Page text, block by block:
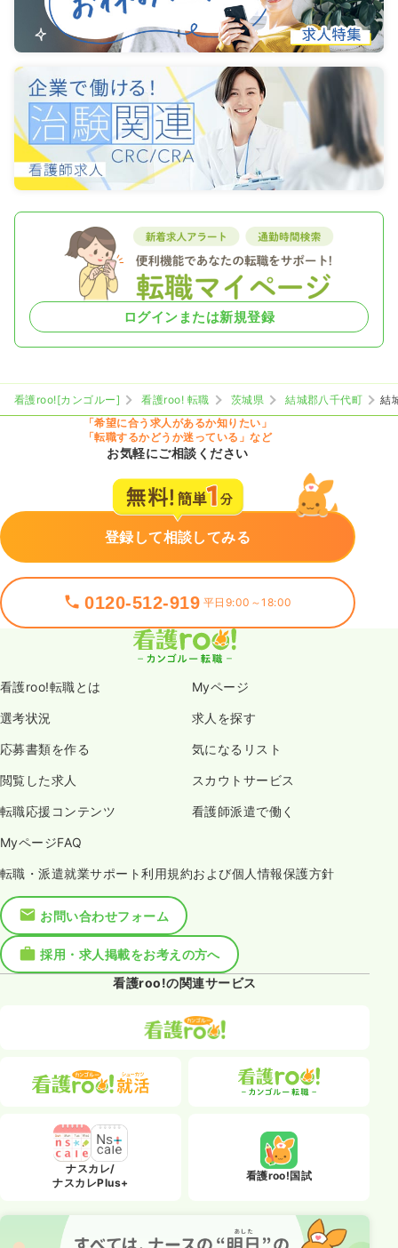
ログインまたは新規登録
看護roo![カンゴルー] 看護roo! 転職 茨城県 結城郡八千代町
結
「希望に合う求人があるか知りたい」
「転職するかどうか迷っている」など
お気軽にご相談ください
登録して相談してみる
0120-512-919 平日9:00～18:00
看護roo!転職とは Myページ
選考状況 求人を探す
応募書類を作る 気になるリスト
閲覧した求人 スカウトサービス
転職応援コンテンツ 看護師派遣で働く
MyページFAQ
転職・派遣就業サポート利用規約および個人情報保護方針
お問い合わせフォーム
採用・求人掲載をお考えの方へ
看護roo!の関連サービス
ナスカレ/
ナスカレPlus+
看護roo!国試